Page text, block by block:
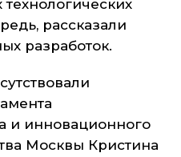
рассказали
разработок.
и инновационного
Москвы Кристина